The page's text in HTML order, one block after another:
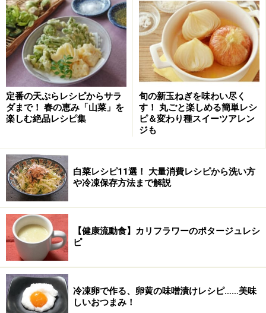
次のページへ
定番の天ぷらレシピからサラ
ダまで！ 春の恵み「山菜」を
楽しむ絶品レシピ集
旬の新玉ねぎを味わい尽く
す！ 丸ごと楽しめる簡単レシ
ピ＆変わり種スイーツアレン
ジも
白菜レシピ11選！ 大量消費レシピから洗い方
や冷凍保存方法まで解説
【健康流動食】カリフラワーのポタージュレシ
ピ
冷凍卵で作る、卵黄の味噌漬けレシピ……美味
しいおつまみ！